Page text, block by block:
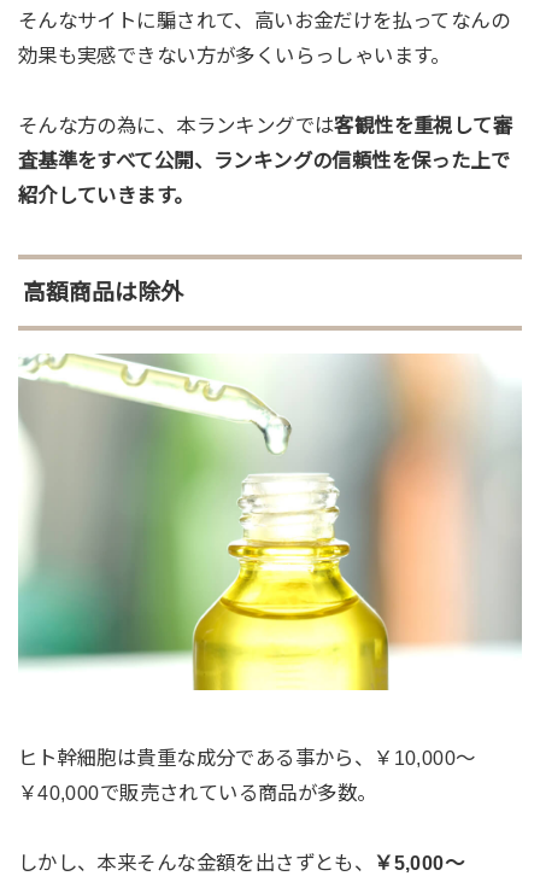
そんなサイトに騙されて、高いお金だけを払ってなんの
効果も実感できない方が多くいらっしゃいます。
そんな方の為に、本ランキングでは客観性を重視して審
査基準をすべて公開、ランキングの信頼性を保った上で
紹介していきます。
高額商品は除外
ヒト幹細胞は貴重な成分である事から、￥10,000～
￥40,000で販売されている商品が多数。
しかし、本来そんな金額を出さずとも、 ￥5,000～